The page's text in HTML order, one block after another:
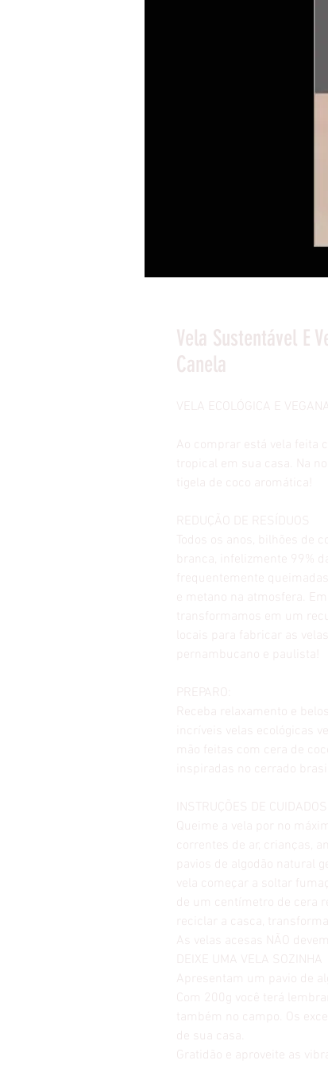
Vela Sustentável E
Canela
VELA ECOLÓGICA E
Ao comprar está vela feita
tropical em sua casa. Na
tigela de coco aromática!
REDUÇÃO DE RESÍDUOS
Todos os anos, bilhões de
branca, infelizmente 99%
frequentemente
e metano na atmosfera.
transformamos em um
locais para fabricar as
pernambucano e paulista!
PREPARO:
Receba relaxamento e
incríveis velas ecológicas
mão feitas com cera de
inspiradas no cerrado
INSTRUÇÕES DE CUIDADOS
Queime a vela por no
correntes de ar, crianças,
pavios de algodão natural
vela começar a soltar
de um centímetro de cera
reciclar a casca,
As velas acesas NÃO
DEIXE UMA VELA SOZINHA
Apresentam um pavio de
Com 200g você terá
também no campo. Os
de sua casa.
Gratidão e aproveite as